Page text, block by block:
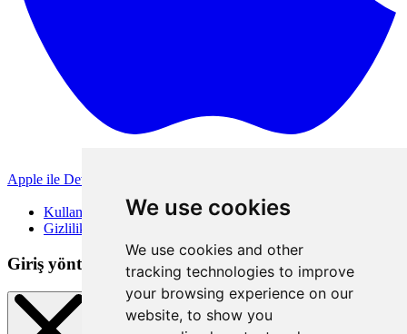
We use cookies
We use cookies and other
tracking technologies to improve
your browsing experience on our
website, to show you
Apple ile Devam Et
Kullanım Koşulları
Gizlilik Politikası
Giriş yöntemleri